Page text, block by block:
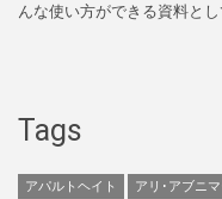
んな使い方ができる資料と
Tags
アパルトヘイト アリ･アブニ